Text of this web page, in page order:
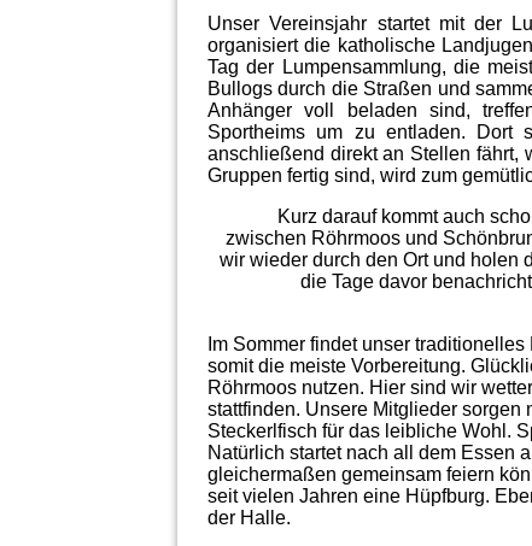
Unser Vereinsjahr startet mit der
organisiert die katholische
Tag der Lumpensammlung, die
Bullogs durch die Straßen und
Anhänger voll beladen sind,
Sportheims um zu entladen. Dort
anschließend direkt an Stellen fährt,
Gruppen fertig sind, wird zum
Kurz darauf kommt auch
zwischen Röhrmoos und
wir wieder durch den Ort und holen
die Tage davor
Im Sommer findet unser
somit die meiste Vorbereitung.
Röhrmoos nutzen. Hier sind wir
stattfinden. Unsere Mitglieder
Steckerlfisch für das leibliche Wohl.
Natürlich startet nach all dem Essen
gleichermaßen gemeinsam feiern
seit vielen Jahren eine Hüpfburg.
der Halle.